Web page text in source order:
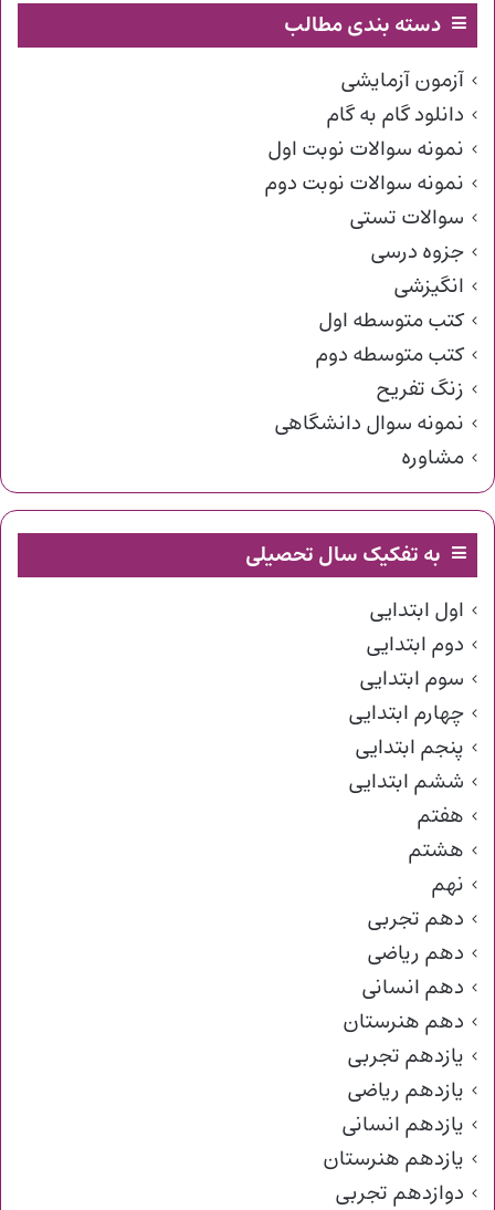
دسته بندی مطالب
آزمون آزمایشی
دانلود گام به گام
نمونه سوالات نوبت اول
نمونه سوالات نوبت دوم
سوالات تستی
جزوه درسی
انگیزشی
کتب متوسطه اول
کتب متوسطه دوم
زنگ تفریح
نمونه سوال دانشگاهی
مشاوره
به تفکیک سال تحصیلی
اول ابتدایی
دوم ابتدایی
سوم ابتدایی
چهارم ابتدایی
پنجم ابتدایی
ششم ابتدایی
هفتم
هشتم
نهم
دهم تجربی
دهم ریاضی
دهم انسانی
دهم هنرستان
یازدهم تجربی
یازدهم ریاضی
یازدهم انسانی
یازدهم هنرستان
دوازدهم تجربی